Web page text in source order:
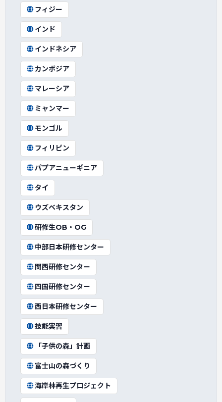
フィジー
インド
インドネシア
カンボジア
マレーシア
ミャンマー
モンゴル
フィリピン
パプアニューギニア
タイ
ウズベキスタン
研修生OB・OG
中部日本研修センター
関西研修センター
四国研修センター
西日本研修センター
技能実習
「子供の森」計画
富士山の森づくり
海岸林再生プロジェクト